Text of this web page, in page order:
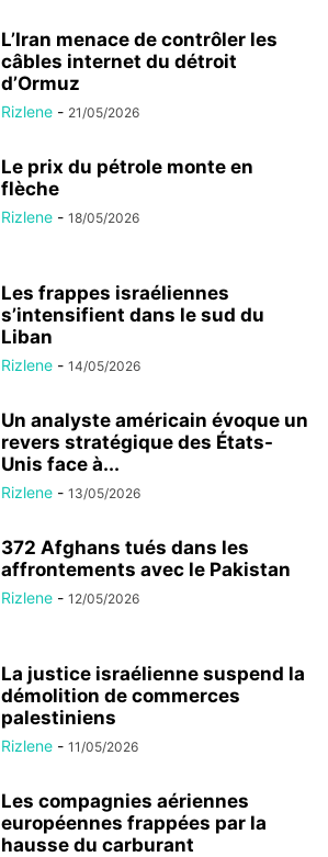
L’Iran menace de contrôler les
câbles internet du détroit
d’Ormuz
Rizlene - 21/05/2026
Le prix du pétrole monte en
flèche
Rizlene - 18/05/2026
Les frappes israéliennes
s’intensifient dans le sud du
Liban
Rizlene - 14/05/2026
Un analyste américain évoque un
revers stratégique des États-
Unis face à...
Rizlene - 13/05/2026
372 Afghans tués dans les
affrontements avec le Pakistan
Rizlene - 12/05/2026
La justice israélienne suspend la
démolition de commerces
palestiniens
Rizlene - 11/05/2026
Les compagnies aériennes
européennes frappées par la
hausse du carburant